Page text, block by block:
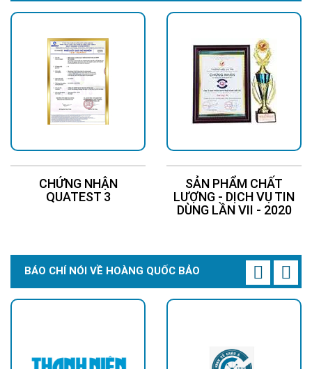
CHỨNG NHẬN
QUATEST 3
SẢN PHẨM CHẤT
LƯỢNG - DỊCH VỤ TIN
DÙNG LẦN VII - 2020
BÁO CHÍ NÓI VỀ HOÀNG QUỐC BẢO